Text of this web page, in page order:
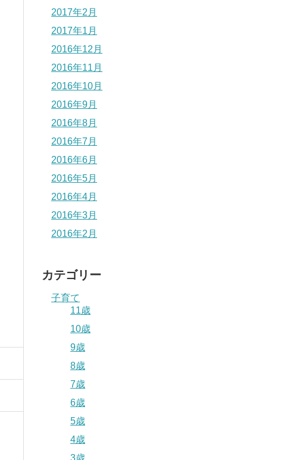
2017年2月
2017年1月
2016年12月
2016年11月
2016年10月
2016年9月
2016年8月
2016年7月
2016年6月
2016年5月
2016年4月
2016年3月
2016年2月
カテゴリー
子育て
11歳
10歳
9歳
8歳
7歳
6歳
5歳
4歳